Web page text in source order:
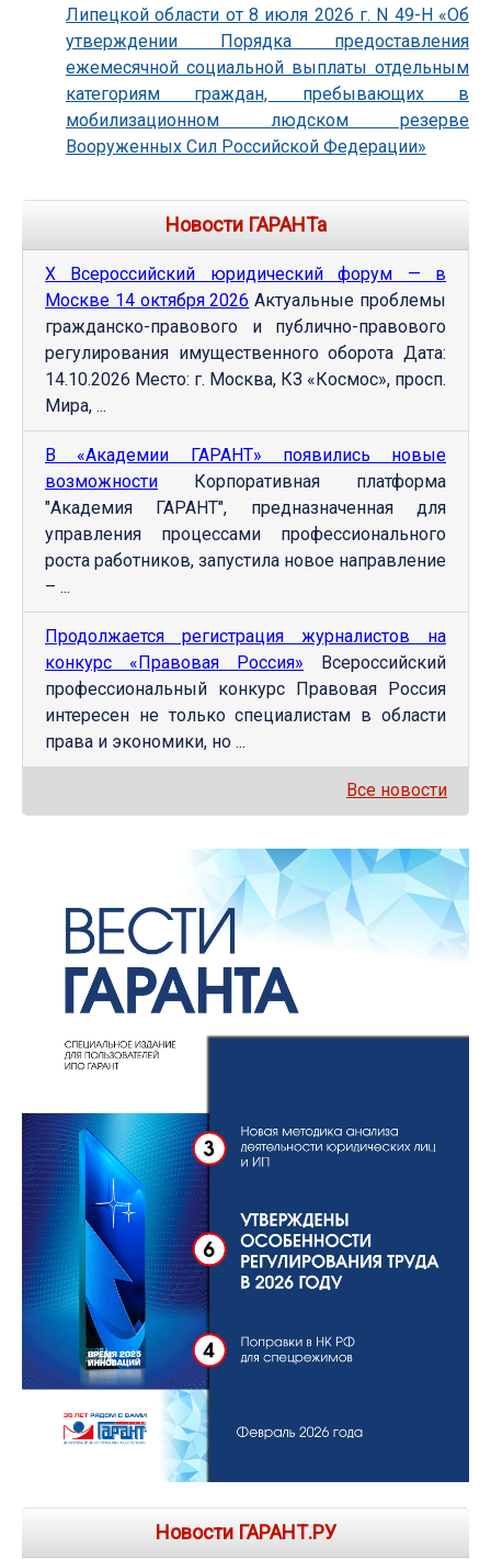
Липецкой области от 8 июля 2026 г. N 49-Н «Об
утверждении Порядка предоставления
ежемесячной социальной выплаты отдельным
категориям граждан, пребывающих в
мобилизационном людском резерве
Вооруженных Сил Российской Федерации»
Новости ГАРАНТа
Х Всероссийский юридический форум — в
Москве 14 октября 2026 Актуальные проблемы
гражданско-правового и публично-правового
регулирования имущественного оборота Дата:
14.10.2026 Место: г. Москва, КЗ «Космос», просп.
Мира, ...
В «Академии ГАРАНТ» появились новые
возможности Корпоративная платформа
"Академия ГАРАНТ", предназначенная для
управления процессами профессионального
роста работников, запустила новое направление
– ...
Продолжается регистрация журналистов на
конкурс «Правовая Россия» Всероссийский
профессиональный конкурс Правовая Россия
интересен не только специалистам в области
права и экономики, но ...
Все новости
Новости ГАРАНТ.РУ